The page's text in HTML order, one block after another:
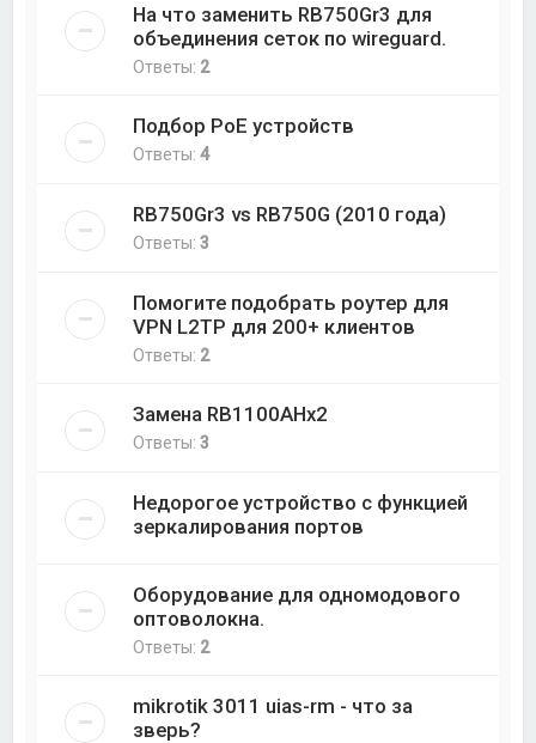
На что заменить RB750Gr3 для
объединения сеток по wireguard.
Ответы: 2
Подбор PoE устройств
Ответы:4
RB750Gr3 vs RB750G (2010 года)
Ответы:3
Помогите подобрать роутер для
VPN L2TP для 200+ клиентов
Ответы: 2
Замена RB1100AHx2
Ответы:3
Недорогое устройство с функцией
зеркалирования портов
Оборудование для одномодового
оптоволокна.
Ответы: 2
mikrotik 3011 uias-rm - что за
зверь?